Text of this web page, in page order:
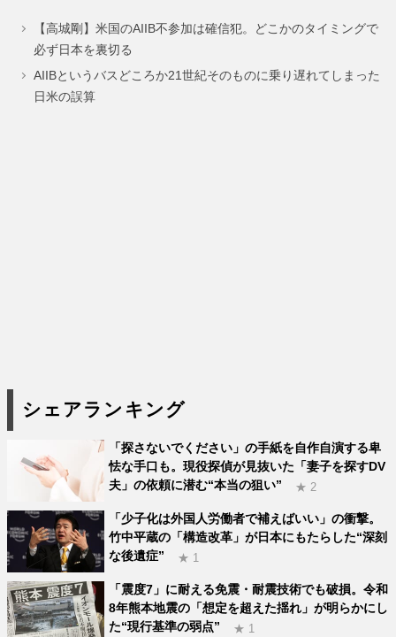
【高城剛】米国のAIIB不参加は確信犯。どこかのタイミングで
必ず日本を裏切る
AIIBというバスどころか21世紀そのものに乗り遅れてしまった
日米の誤算
シェアランキング
「探さないでください」の手紙を自作自演する卑
怯な手口も。現役探偵が見抜いた「妻子を探すDV
夫」の依頼に潜む“本当の狙い”
★ 2
「少子化は外国人労働者で補えばいい」の衝撃。
竹中平蔵の「構造改革」が日本にもたらした“深刻
な後遺症”
★ 1
「震度7」に耐える免震・耐震技術でも破損。令和
8年熊本地震の「想定を超えた揺れ」が明らかにし
た“現行基準の弱点”
★ 1